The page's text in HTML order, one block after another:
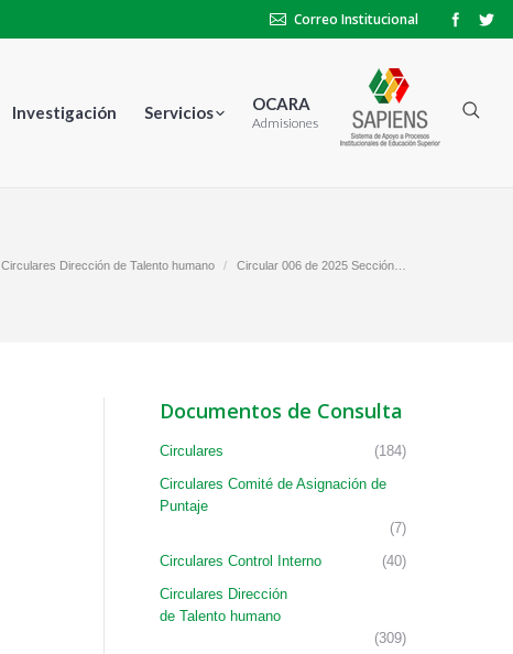
Correo Institucional
Investigación Servicios OCARA
Admisiones
Circulares Dirección de Talento humano Circular 006 de 2025 Sección…
Documentos de Consulta
Circulares
(184)
Circulares Comité de Asignación de
Puntaje
(7)
Circulares Control Interno
(40)
Circulares Dirección
de Talento humano
(309)